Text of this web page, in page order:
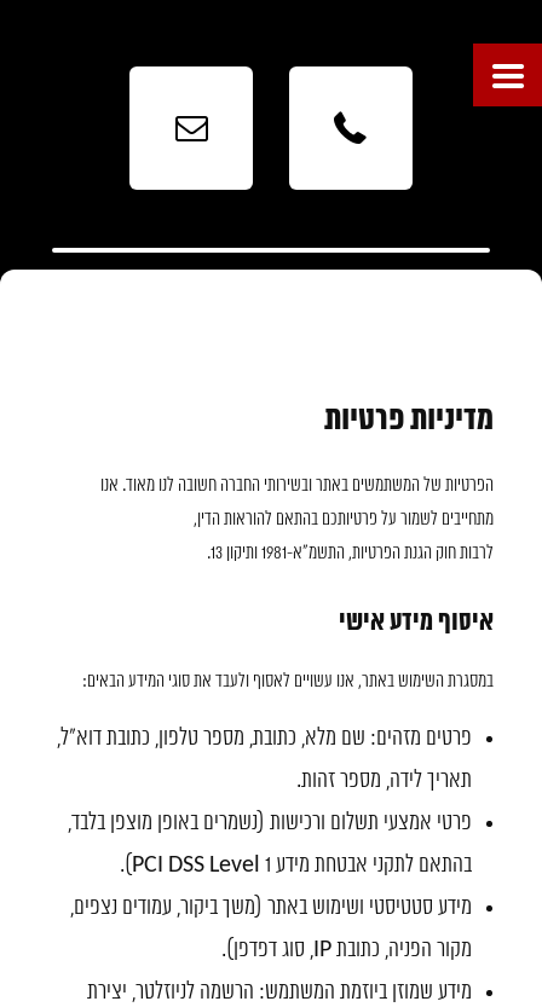



מדיניות פרטיות
הפרטיות של המשתמשים באתר ובשירותי החברה חשובה לנו מאוד. אנו
מתחייבים לשמור על פרטיותכם בהתאם להוראות הדין,
לרבות חוק הגנת הפרטיות, התשמ"א-1981 ותיקון 13.
איסוף מידע אישי
במסגרת השימוש באתר, אנו עשויים לאסוף ולעבד את סוגי המידע הבאים:
פרטים מזהים: שם מלא, כתובת, מספר טלפון, כתובת דוא"ל,
תאריך לידה, מספר זהות.
פרטי אמצעי תשלום ורכישות (נשמרים באופן מוצפן בלבד,
בהתאם לתקני אבטחת מידע PCI DSS Level 1).
מידע סטטיסטי ושימוש באתר (משך ביקור, עמודים נצפים,
מקור הפניה, כתובת IP, סוג דפדפן).
מידע שמוזן ביוזמת המשתמש: הרשמה לניוזלטר, יצירת